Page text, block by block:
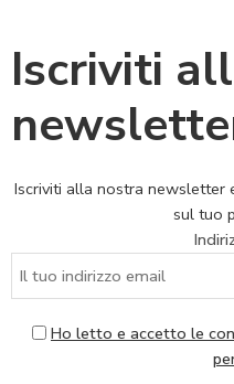
Iscriviti
Iscriviti alla nostra newsletter
sul tuo
Ho letto e accetto le